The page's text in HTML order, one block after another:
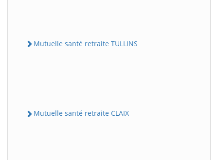
Mutuelle santé retraite TULLINS
Mutuelle santé retraite CLAIX